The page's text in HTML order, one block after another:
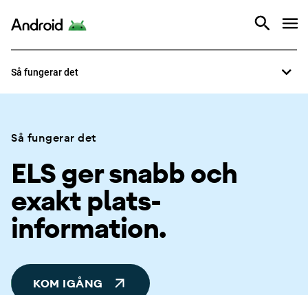
Android
Så fungerar det
Så fungerar det
Så fungerar det
ELS ger snabb och
exakt plats­
information.
KOM IGÅNG